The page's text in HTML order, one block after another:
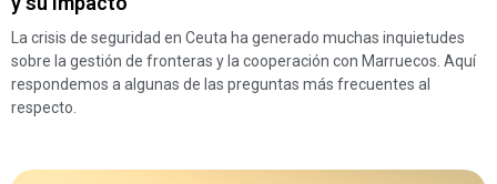
La crisis de seguridad en Ceuta ha generado muchas inquietudes
sobre la gestión de fronteras y la cooperación con Marruecos. Aquí
respondemos a algunas de las preguntas más frecuentes al
respecto.